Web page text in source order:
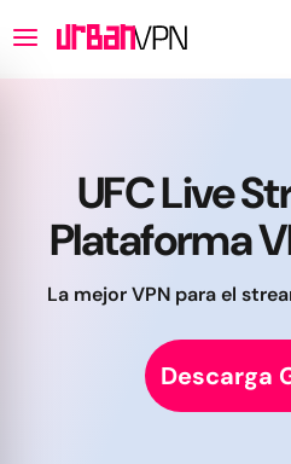
UFC Live
Plataforma
La mejor VPN para el
Descarga